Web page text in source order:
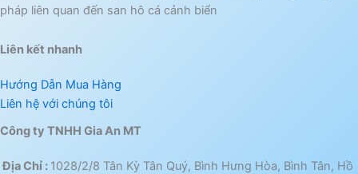
pháp liên quan đến san hô cá cảnh biển
Liên kết nhanh
Hướng Dẫn Mua Hàng
Liên hệ với chúng tôi
Công ty TNHH Gia An MT
Địa Chỉ : 1028/2/8 Tân Kỳ Tân Quý, Bình Hưng Hòa, Bình Tân, Hồ